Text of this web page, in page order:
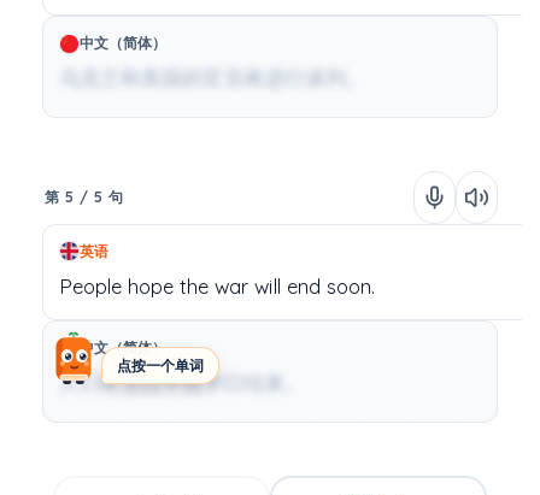
点按一个单词
中文（简体）
乌克兰和美国的官员将进行谈判。
第 5 / 5 句
英语
People hope the war will end soon.
中文（简体）
人们希望战争能早日结束。